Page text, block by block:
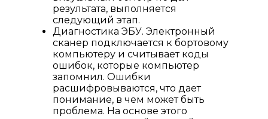
результата, выполняется
следующий этап.
Диагностика ЭБУ. Электронный
сканер подключается к бортовому
компьютеру и считывает коды
ошибок, которые компьютер
запомнил. Ошибки
расшифровываются, что дает
понимание, в чем может быть
проблема. На основе этого